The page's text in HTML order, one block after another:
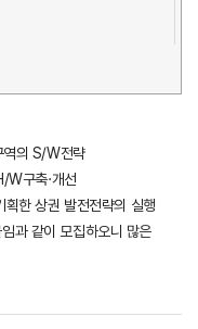
의 S/W전략
W구축·개선
한 상권 발전전략의 실행
과 같이 모집하오니 많은